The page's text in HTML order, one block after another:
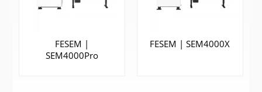
FESEM |
SEM4000Pro
FESEM | SEM4000X